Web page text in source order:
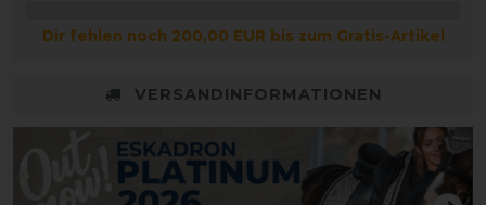
Dir fehlen noch 200,00 EUR bis zum Gratis-Artikel
VERSANDINFORMATIONEN